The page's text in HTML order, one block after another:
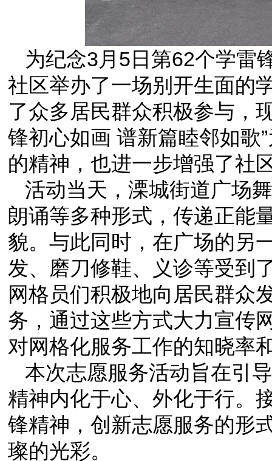
为纪念3月5日第62个学雷
社区举办了一场别开生面的
了众多居民群众积极参与，
锋初心如画 谱新篇睦邻如歌
的精神，也进一步增强了社
活动当天，溧城街道广场
朗诵等多种形式，传递正能
貌。与此同时，在广场的另
发、磨刀修鞋、义诊等受到
网格员们积极地向居民群众
务，通过这些方式大力宣传
对网格化服务工作的知晓率
本次志愿服务活动旨在引
精神内化于心、外化于行。
锋精神，创新志愿服务的形
璨的光彩。